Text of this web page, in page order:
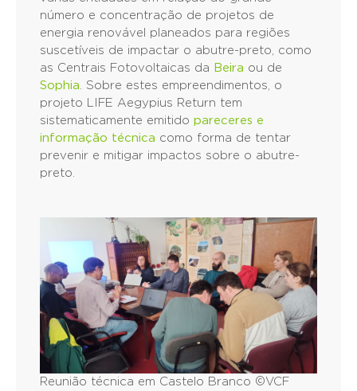
número e concentração de projetos de
energia renovável planeados para regiões
suscetíveis de impactar o abutre-preto, como
as Centrais Fotovoltaicas da Beira ou de
Sophia. Sobre estes empreendimentos, o
projeto LIFE Aegypius Return tem
sistematicamente emitido pareceres e
informação técnica como forma de tentar
prevenir e mitigar impactos sobre o abutre-
preto.
Reunião técnica em Castelo Branco ©VCF